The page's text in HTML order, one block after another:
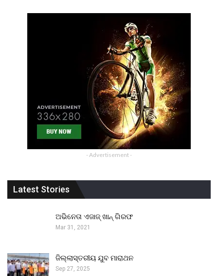
- Advertisement -
Latest Stories
ଅଭିନେତା ଏଜାଜ୍ ଖାନ୍ ଗିରଫ
Mar 31, 2021
ଜିଲ୍ଲାସ୍ତରୀୟ ଯୁବ ମାରାଥନ
Sep 27, 2025